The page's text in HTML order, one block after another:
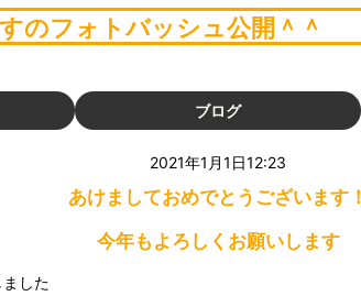
音源素材
動画素材
のフォトバッシュ公開＾＾
ブログ
2021年1月1日12:23
あけましておめでとうございます
今年もよろしくお願いします
した